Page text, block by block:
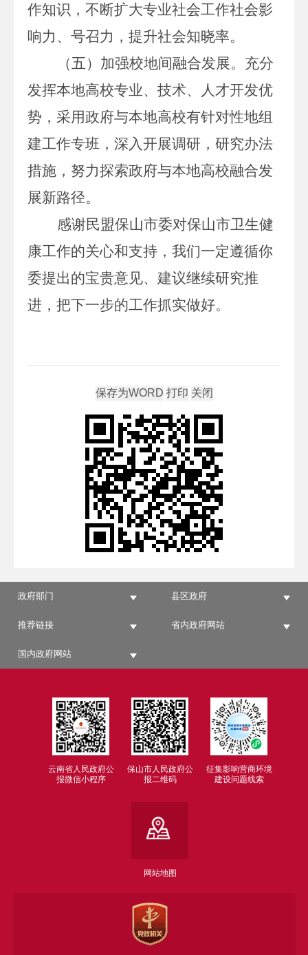
作知识，不断扩大专业社会工作社会影
响力、号召力，提升社会知晓率。
（五）加强校地间融合发展。 充分
发挥本地高校专业、技术、人才开发优
势，采用政府与本地高校有针对性地组
建工作专班，深入开展调研，研究办法
措施，努力探索政府与本地高校融合发
展新路径。
感谢民盟保山市委对保山市卫生健
康工作的关心和支持，我们一定遵循你
委提出的宝贵意见、建议继续研究推
进，把下一步的工作抓实做好。
政府部门 县区政府
推荐链接 省内政府网站
国内政府网站
云南省人民政府公
报微信小程序
保山市人民政府公
报二维码
征集影响营商环境
建设问题线索
网站地图